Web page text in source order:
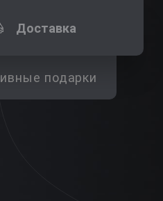
Доставка
подарки